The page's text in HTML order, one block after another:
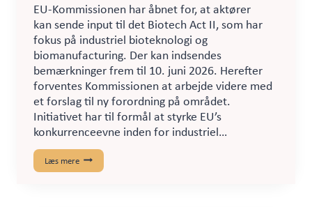
EU-Kommissionen har åbnet for, at aktører
kan sende input til det Biotech Act II, som har
fokus på industriel bioteknologi og
biomanufacturing. Der kan indsendes
bemærkninger frem til 10. juni 2026. Herefter
forventes Kommissionen at arbejde videre med
et forslag til ny forordning på området.
Initiativet har til formål at styrke EU’s
konkurrenceevne inden for industriel…
Læs mere EU-
Kommissionen